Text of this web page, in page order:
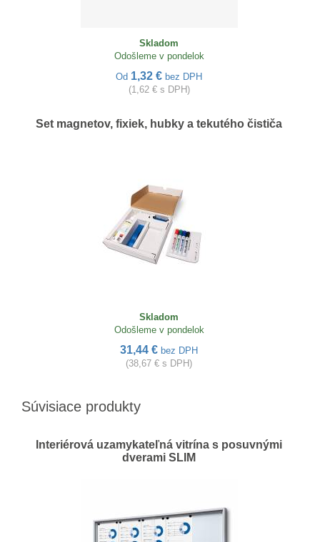
Skladom
Odošleme v pondelok
Od 1,32 € bez DPH
(1,62 € s DPH)
Set magnetov, fixiek, hubky a tekutého čističa
Skladom
Odošleme v pondelok
31,44 € bez DPH
(38,67 € s DPH)
Súvisiace produkty
Interiérová uzamykateľná vitrína s posuvnými
dverami SLIM